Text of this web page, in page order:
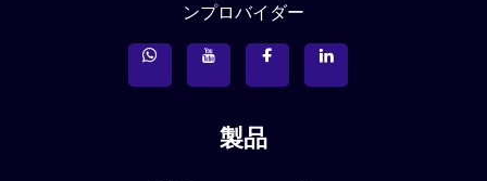
ンプロバイダー
製品